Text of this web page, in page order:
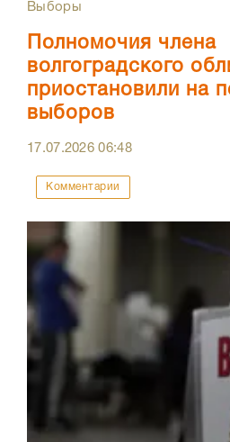
Выборы
Полномочия члена
волгоградского
приостановили на
выборов
17.07.202606:48
Комментарии